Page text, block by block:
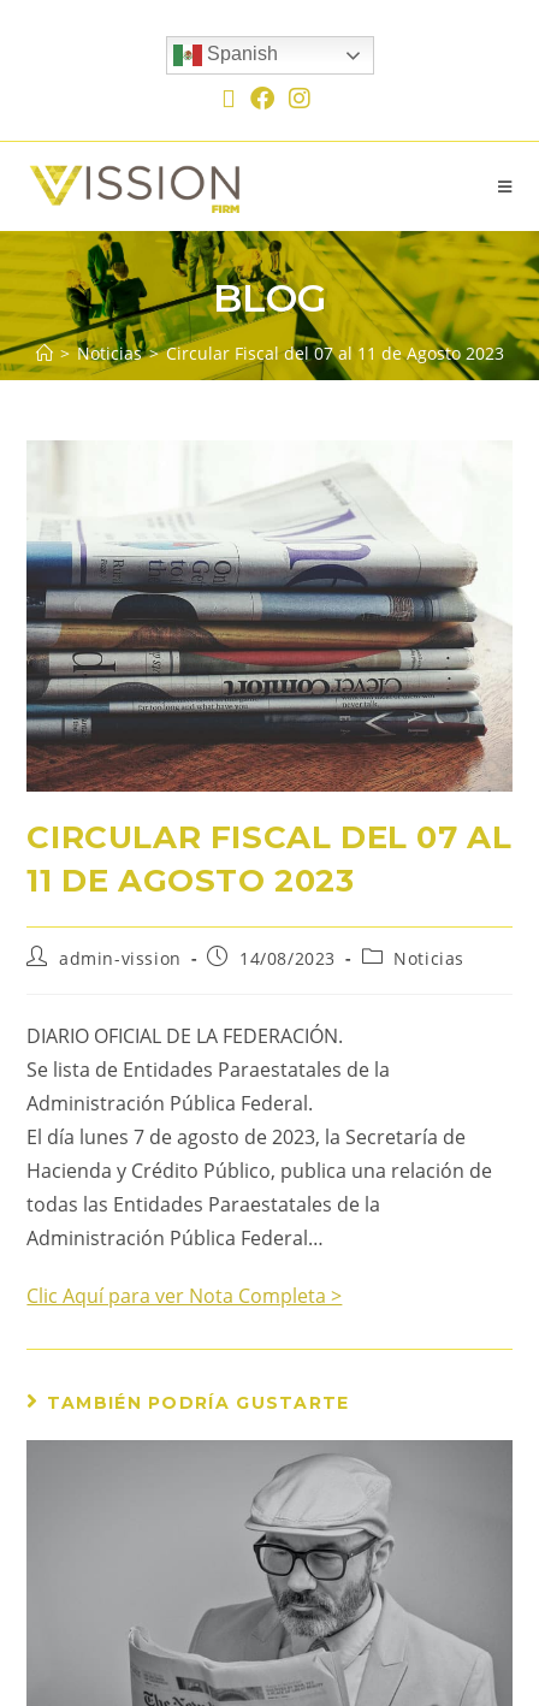
Spanish
BLOG
> Noticias > Circular Fiscal del 07 al 11 de Agosto 2023
CIRCULAR FISCAL DEL 07 AL
11 DE AGOSTO 2023
admin-vission 14/08/2023 Noticias
DIARIO OFICIAL DE LA FEDERACIÓN.
Se lista de Entidades Paraestatales de la
Administración Pública Federal.
El día lunes 7 de agosto de 2023, la Secretaría de
Hacienda y Crédito Público, publica una relación de
todas las Entidades Paraestatales de la
Administración Pública Federal…
Clic Aquí para ver Nota Completa >
TAMBIÉN PODRÍA GUSTARTE